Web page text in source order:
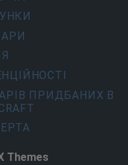
ПРИДБАНИХ В
Themes